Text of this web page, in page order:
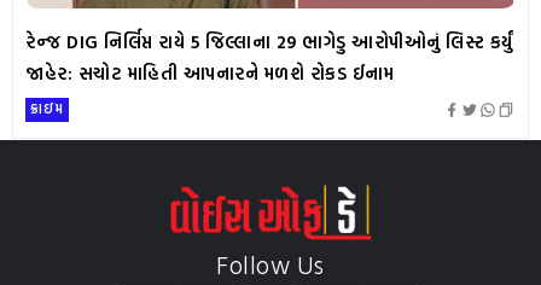
રેન્જ DIG નિર્લિપ્ત રાયે 5 જિલ્લાના 29 ભાગેડુ આરોપીઓનું લિસ્ટ કર્યું
જાહેર: સચોટ માહિતી આપનારને મળશે રોકડ ઈનામ
ક્રાઇમ
Follow Us